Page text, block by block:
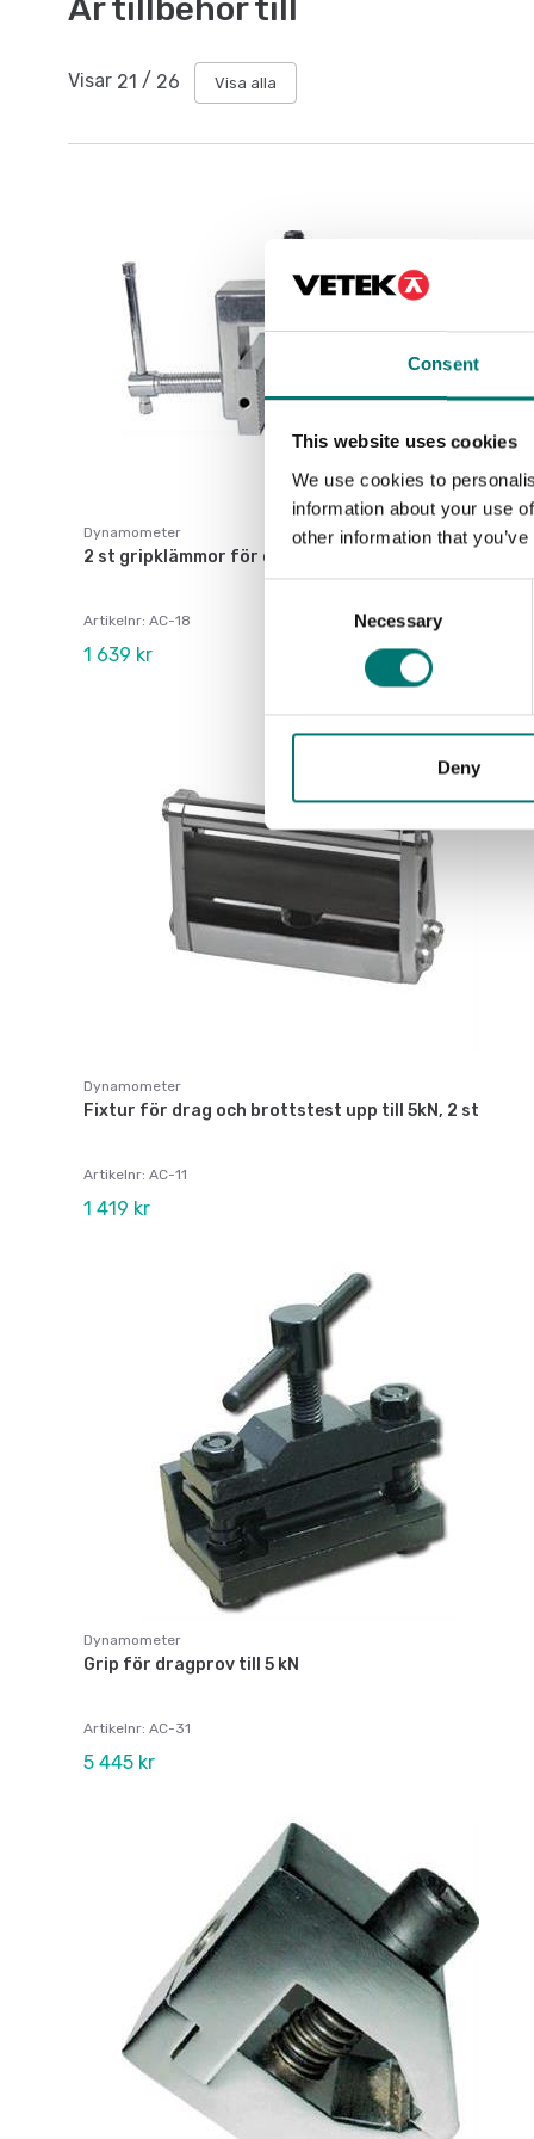
Consent
This website uses cookies
We use cookies to
information about your use
other information that
Necessary
Deny
Är tillbehör till
Visar 21 / 26 Visa alla
Dynamometer
2 st gripklämmor för dragtest till 5 kN, 2 st
Artikelnr: AC-18
1 639 kr
Dynamometer
Fixtur för drag och brottstest upp till 5kN, 2 st
Artikelnr: AC-11
1 419 kr
Dynamometer
Grip för dragprov till 5 kN
Artikelnr: AC-31
5 445 kr